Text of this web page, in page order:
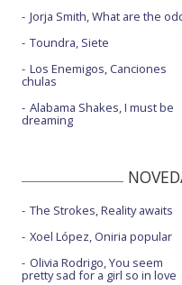
Jorja Smith, What are the
Toundra, Siete
Los Enemigos, Canciones
chulas
Alabama Shakes, I must be
dreaming
The Strokes, Reality awaits
Xoel López, Oniria popular
Olivia Rodrigo, You seem
pretty sad for a girl so in love